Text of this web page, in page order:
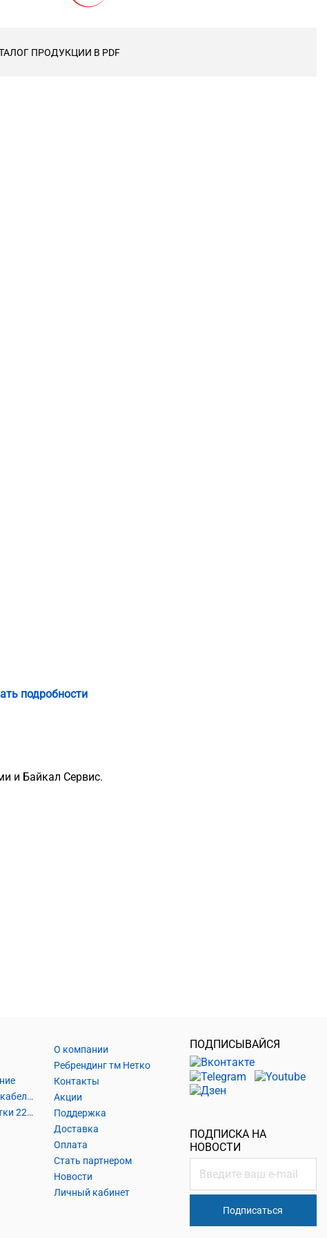
ПРОДУКЦИИ В PDF
подробности
и Байкал Сервис.
Шнуры и аксессуары, кабельные наконечники
Кабель силовой, розетки 220В, выключатели 220В, сетевые фильтры
О компании
Ребрендинг тм Нетко
Контакты
Акции
Поддержка
Доставка
Оплата
Стать партнером
Новости
Личный кабинет
ПОДПИСЫВАЙСЯ
ПОДПИСКА НА
НОВОСТИ
Подписаться